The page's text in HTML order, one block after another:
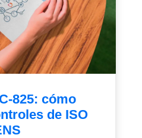
825: cómo
de ISO